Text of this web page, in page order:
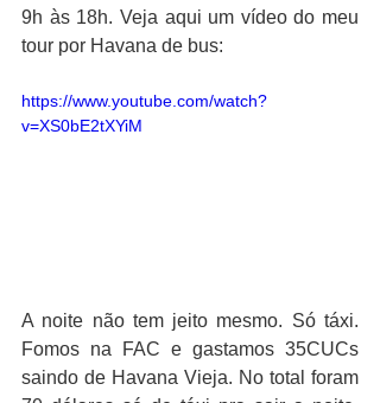
9h às 18h. Veja aqui um vídeo do meu
tour por Havana de bus:
https://www.youtube.com/watch?
v=XS0bE2tXYiM
A noite não tem jeito mesmo. Só táxi.
Fomos na FAC e gastamos 35CUCs
saindo de Havana Vieja. No total foram